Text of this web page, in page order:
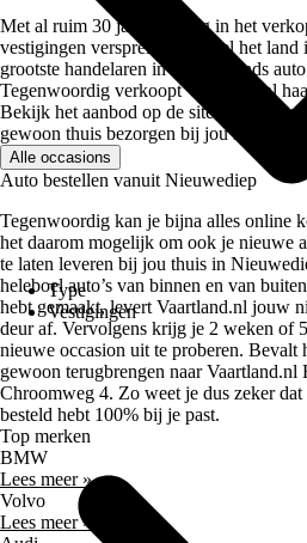
Type
Vestigingen
Met al ruim 30 jaar ervaring in het
vestigingen verspreid over heel het land
grootste handelaren in tweedehands
Tegenwoordig verkoopt Vaartland.nl
Bekijk het aanbod op de site en laat je
gewoon thuis bezorgen bij jou in
Alle occasions
Auto bestellen vanuit Nieuwediep
Tegenwoordig kan je bijna alles online
het daarom mogelijk om ook je nieuwe
te laten leveren bij jou thuis in
heleboel auto’s van binnen en van
hebt gemaakt, levert Vaartland.nl jouw
deur af. Vervolgens krijg je 2 weken of
nieuwe occasion uit te proberen. Bevalt
gewoon terugbrengen naar Vaartland.nl
Chroomweg 4. Zo weet je dus zeker
besteld hebt 100% bij je past.
Top merken
BMW
Lees meer »
Volvo
Lees meer »